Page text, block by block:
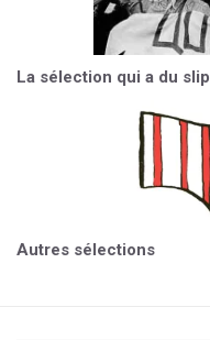
La sélection qui a du slip
Autres sélections